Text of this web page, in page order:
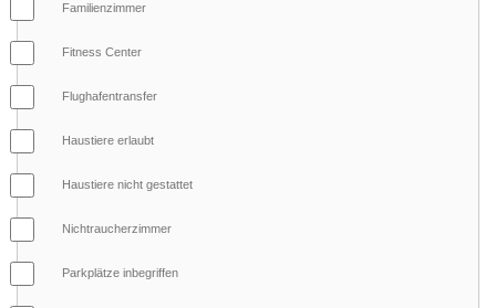
Familienzimmer
Fitness Center
Flughafentransfer
Haustiere erlaubt
Haustiere nicht gestattet
Nichtraucherzimmer
Parkplätze inbegriffen